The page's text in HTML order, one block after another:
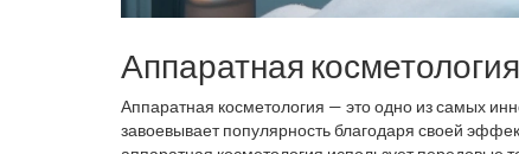
Аппаратная косметология
Аппаратная косметология — это одно из самых
завоевывает популярность благодаря своей